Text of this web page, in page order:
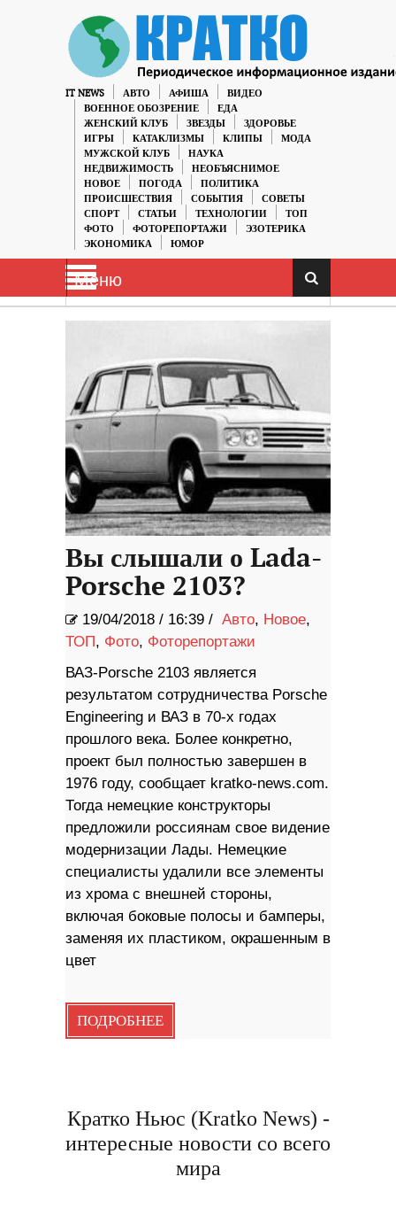
IT NEWS АВТО АФИША
ВИДЕО
ВОЕННОЕ ОБОЗРЕНИЕ
ЕДА
ЖЕНСКИЙ КЛУБ
ЗВЕЗДЫ
ЗДОРОВЬЕ
ИГРЫ
КАТАКЛИЗМЫ КЛИПЫ
МОДА
МУЖСКОЙ КЛУБ
НАУКА
НЕДВИЖИМОСТЬ
НЕОБЪЯСНИМОЕ
НОВОЕ
ПОГОДА
ПОЛИТИКА
ПРОИСШЕСТВИЯ
СОБЫТИЯ
СОВЕТЫ
СПОРТ
СТАТЬИ ТЕХНОЛОГИИ
ТОП
ФОТО
ФОТОРЕПОРТАЖИ
ЭЗОТЕРИКА
ЭКОНОМИКА
ЮМОР
Меню
Вы слышали о Lada-
Porsche 2103?
19/04/2018 / 16:39 / Авто, Новое,
ТОП, Фото, Фоторепортажи
ВАЗ-Porsche 2103 является
результатом сотрудничества Porsche
Engineering и ВАЗ в 70-х годах
прошлого века. Более конкретно,
проект был полностью завершен в
1976 году, сообщает kratko-news.com.
Тогда немецкие конструкторы
предложили россиянам свое видение
модернизации Лады. Немецкие
специалисты удалили все элементы
из хрома с внешней стороны,
включая боковые полосы и бамперы,
заменяя их пластиком, окрашенным в
цвет
ПОДРОБНЕЕ
Кратко Ньюс (Kratko News) -
интересные новости со всего
мира